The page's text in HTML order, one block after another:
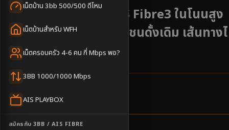
เน็ตบ้าน 3bb 500/500 ดีไหม
เน็ตบ้านสำหรับ WFH
เน็ตครอบครัว 4-6 คน กี่ Mbps พอ?
3BB 1000/1000 Mbps
AIS PLAYBOX
สมัครกับ 3BB / AIS FIBRE
สมัครเน็ตบ้าน 3BB AIS Fibre3 ในโนนสูง
ศูนย์กลางเกษตรและชุมชนดั้งเดิม เส้นทาง
บุรีรัมย์
16ตำบล
ครอบคลุมพื้นที่